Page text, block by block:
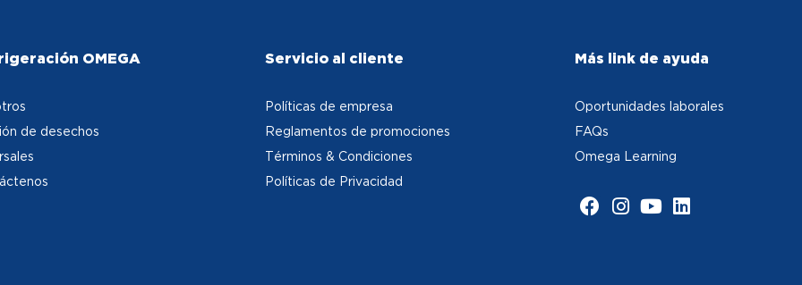
OMEGA
de desechos
Servicio al cliente
Políticas de empresa
Reglamentos de promociones
Términos & Condiciones
Políticas de Privacidad
Más link de ayuda
Oportunidades laborales
FAQs
Omega Learning